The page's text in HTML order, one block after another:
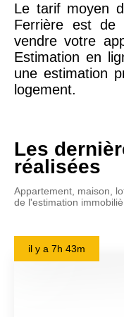
Le tarif moyen
Ferrière est de
vendre votre
Estimation en
une estimation
logement.
Les
réalisées
Appartement, maison,
de l'estimation
il y a 7h 43m